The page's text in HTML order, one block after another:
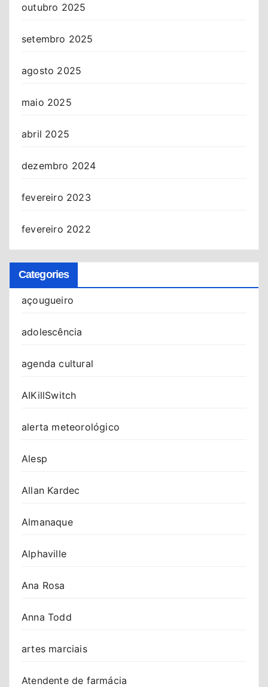
outubro 2025
setembro 2025
agosto 2025
maio 2025
abril 2025
dezembro 2024
fevereiro 2023
fevereiro 2022
Categories
açougueiro
adolescência
agenda cultural
AIKillSwitch
alerta meteorológico
Alesp
Allan Kardec
Almanaque
Alphaville
Ana Rosa
Anna Todd
artes marciais
Atendente de farmácia